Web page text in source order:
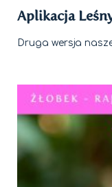
Aplikacja
Druga wersja